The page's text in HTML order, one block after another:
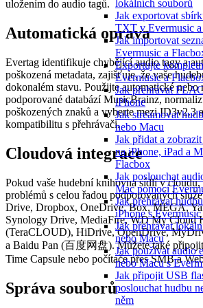
lokálních souborů
Jak exportovat
TXT v Evermusic
Jak importovat
Evermusic a
Exportujte
Evermusic a
Jak přehrávat
iPhone
Jak streamovat
nebo Macu
Jak přidat a
na iPhone, iPad a
Flacbox
Jak poslouchat
Mac pomocí
Jak přehrávat
iPhone s
Jak přehrávat
nebo Macu
Jak používat audio
nebo Macu s
Jak připojit USB
poslouchat hudbu
něm
uložením do audio tagů.
Automatická oprava
Evertag identifikuje chybějící audio tagy a
poškozená metadata, zajišťuje, že vaše
dokonalém stavu. Použijte automatické
podporované databází MusicBrainz,
poškozených znaků a vyberte mezi ID3v2.3
kompatibilitu s přehrávači.
Cloudová integrace
Pokud vaše hudební knihovna sídlí v
problémů s celou řadou podporovaných
Drive, Dropbox, OneDrive, Box, MEGA,
Synology Drive, MediaFire, WD My Cloud
(TeraCLOUD), HiDrive, OpenDrive,
a Baidu Pan (百度网盘). Můžete také
Time Capsule nebo počítače přes SMB a
Správa souborů